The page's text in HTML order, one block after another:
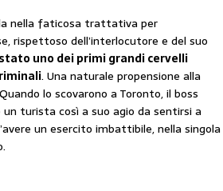
nella faticosa trattativa per
rispettoso dell’interlocutore e del suo
uno dei primi grandi cervelli
. Una naturale propensione alla
lo scovarono a Toronto, il boss
turista così a suo agio da sentirsi a
un esercito imbattibile, nella singola